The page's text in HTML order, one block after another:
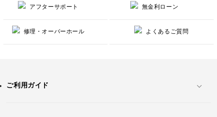
アフターサポート 無金利ローン
修理・オーバーホール よくあるご質問
ご利用ガイド